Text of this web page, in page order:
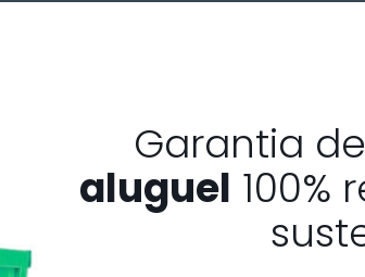
Garantia de
aluguel 100%